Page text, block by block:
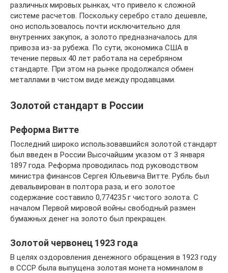
различных мировых рынках, что привело к сложной
системе расчетов. Поскольку серебро стало дешевле,
оно использовалось почти исключительно для
внутренних закупок, а золото предназначалось для
привоза из-за рубежа. По сути, экономика США в
течение первых 40 лет работала на серебряном
стандарте. При этом на рынке продолжался обмен
металлами в чистом виде между продавцами.
Золотой стандарт в России
Реформа Витте
Последний широко использовавшийся золотой стандарт
был введен в России Высочайшим указом от 3 января
1897 года. Реформа проводилась под руководством
министра финансов Сергея Юльевича Витте. Рубль был
девальвирован в полтора раза, и его золотое
содержание составило 0,774235 г чистого золота. С
началом Первой мировой войны свободный размен
бумажных денег на золото был прекращен.
Золотой червонец 1923 года
В целях оздоровления денежного обращения в 1923 году
в СССР была выпущена золотая монета номиналом в